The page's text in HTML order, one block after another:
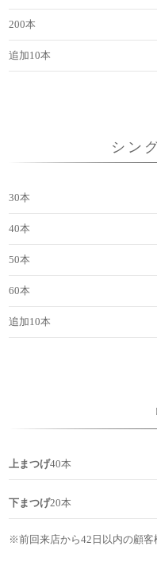
200本
追加10本
シン
30本
40本
50本
60本
追加10本
上まつげ40本
下まつげ20本
※前回来店から42日以内の顧客